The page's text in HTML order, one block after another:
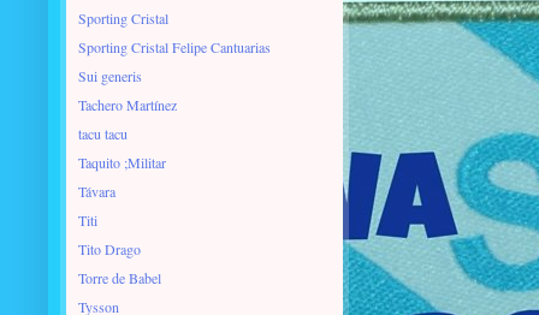
Sporting Cristal
Sporting Cristal Felipe Cantuarias
Sui generis
Tachero Martínez
tacu tacu
Taquito ;Militar
Távara
Titi
Tito Drago
Torre de Babel
Tysson